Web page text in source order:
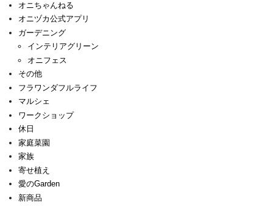
オニちゃんねる
オニヅカ公式アプリ
ガーデニング
インテリアグリーン
オニフェス
その他
フラワンダフルライフ
マルシェ
ワークショップ
休日
家庭菜園
家族
寄せ植え
愛のGarden
新商品